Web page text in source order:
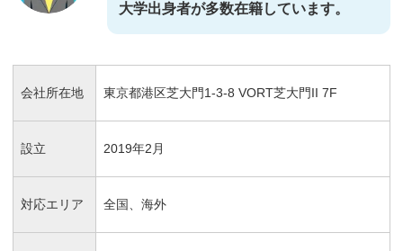
大学出身者が多数在籍しています。
会社所在地 東京都港区芝大門1-3-8 VORT芝大門II 7F
設立 2019年2月
対応エリア 全国、海外